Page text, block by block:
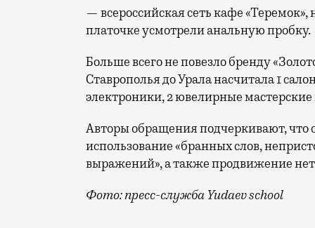
— всероссийская сеть кафе
платочке усмотрели анальную пробку.
Больше всего не повезло бренду
Ставрополья до Урала насчитала 1
электроники, 2 ювелирные
Авторы обращения подчеркивают, что
использование «бранных слов,
выражений», а также продвижение
Фото: пресс-служба Yudaev school